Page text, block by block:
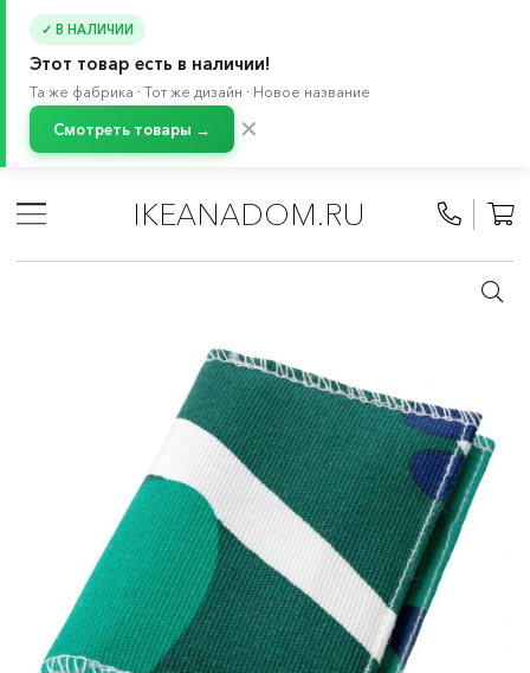
✓ В НАЛИЧИИ
Этот товар есть в наличии!
Та же фабрика · Тот же дизайн · Новое название
Смотреть товары → ✕
IKEANADOM.RU
Сумки и рюкзаки
/ Аксессуары для путешествий